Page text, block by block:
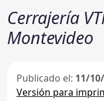
Cerrajería
Montevideo
Publicado el: 11/
Versión para